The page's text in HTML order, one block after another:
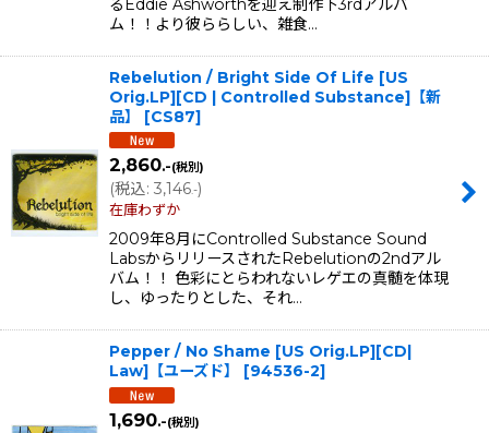
るEddie Ashworthを迎え制作下3rdアルバ
ム！！より彼ららしい、雑食…
Rebelution / Bright Side Of Life [US
Orig.LP][CD | Controlled Substance]【新
品】
[CS87]
2,860.-(税別)
(税込: 3,146.-)
在庫わずか
2009年8月にControlled Substance Sound
LabsからリリースされたRebelutionの2ndアル
バム！！ 色彩にとらわれないレゲエの真髄を体現
し、ゆったりとした、それ…
Pepper / No Shame [US Orig.LP][CD|
Law]【ユーズド】
[94536-2]
1,690.-(税別)